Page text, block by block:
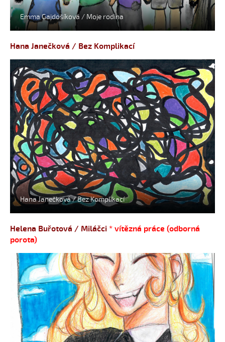
Emma Gajdošíková / Moje rodina
Hana Janečková / Bez Komplikací
Hana Janečková / Bez Komplikací
Helena Buřotová / Miláčci * vítězná práce (odborná
porota)